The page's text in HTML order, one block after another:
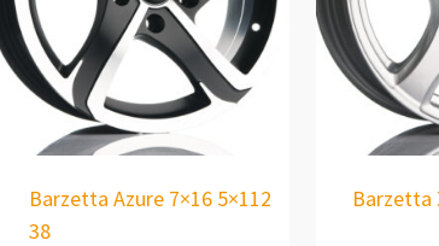
Barzetta Azure 7×16 5×112
38
Barzetta